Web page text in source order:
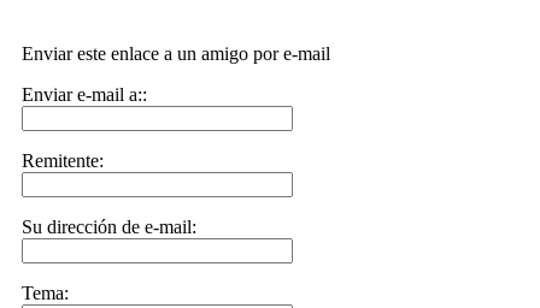
Enviar este enlace a un amigo por e-mail
Enviar e-mail a::
Remitente:
Su dirección de e-mail:
Tema: